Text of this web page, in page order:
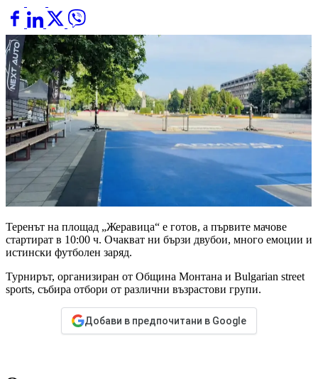
Теренът на площад „Жеравица“ е готов, а първите мачове
стартират в 10:00 ч. Очакват ни бързи двубои, много емоции и
истински футболен заряд.
Турнирът, организиран от Община Монтана и Bulgarian street
sports, събира отбори от различни възрастови групи.
Добави в предпочитани в Google